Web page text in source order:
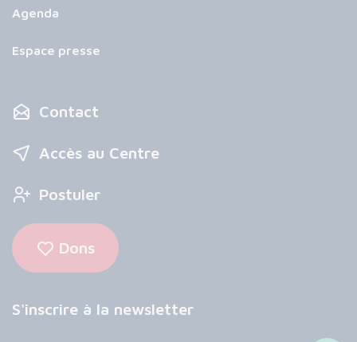
Agenda
Espace presse
Contact
Accès au Centre
Postuler
Dons
S'inscrire à la newsletter